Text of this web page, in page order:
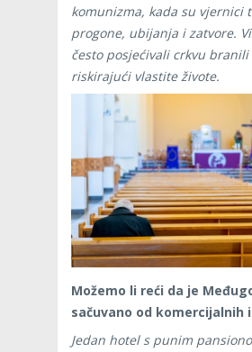
komunizma, kada su vjernici
progone, ubijanja i zatvore.
često posjećivali crkvu
riskirajući vlastite živote.
Možemo li reći da je
sačuvano od komercijalnih
Jedan hotel s punim